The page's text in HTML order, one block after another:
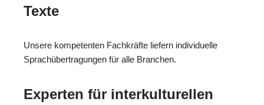
Texte
Unsere kompetenten Fachkräfte liefern individuelle
Sprachübertragungen für alle Branchen.
Experten für interkulturellen